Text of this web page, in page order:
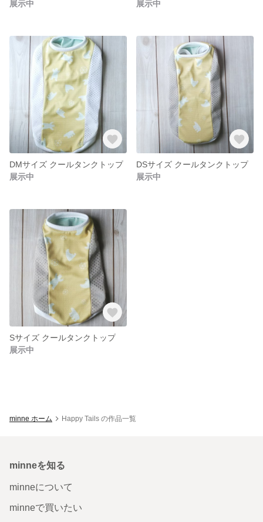
展示中 展示中
DMサイズ クールタンクトップ
展示中
DSサイズ クールタンクトップ
展示中
Sサイズ クールタンクトップ
展示中
minne ホーム Happy Tails の作品一覧
minneを知る
minneについて
minneで買いたい